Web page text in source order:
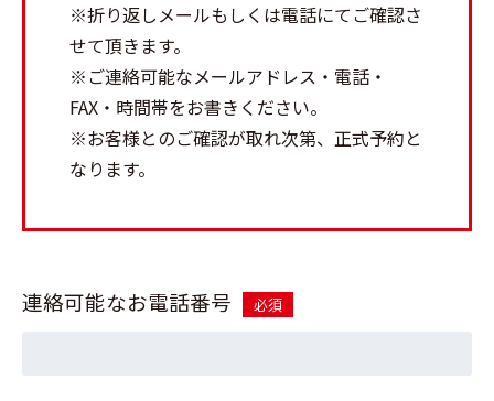
※折り返しメールもしくは電話にてご確認さ
せて頂きます。
※ご連絡可能なメールアドレス・電話・
FAX・時間帯をお書きください。
※お客様とのご確認が取れ次第、正式予約と
なります。
連絡可能なお電話番号 必須